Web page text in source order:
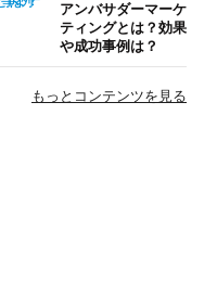
アンバサダーマーケ
ティングとは？効果
や成功事例は？
もっとコンテンツを見る